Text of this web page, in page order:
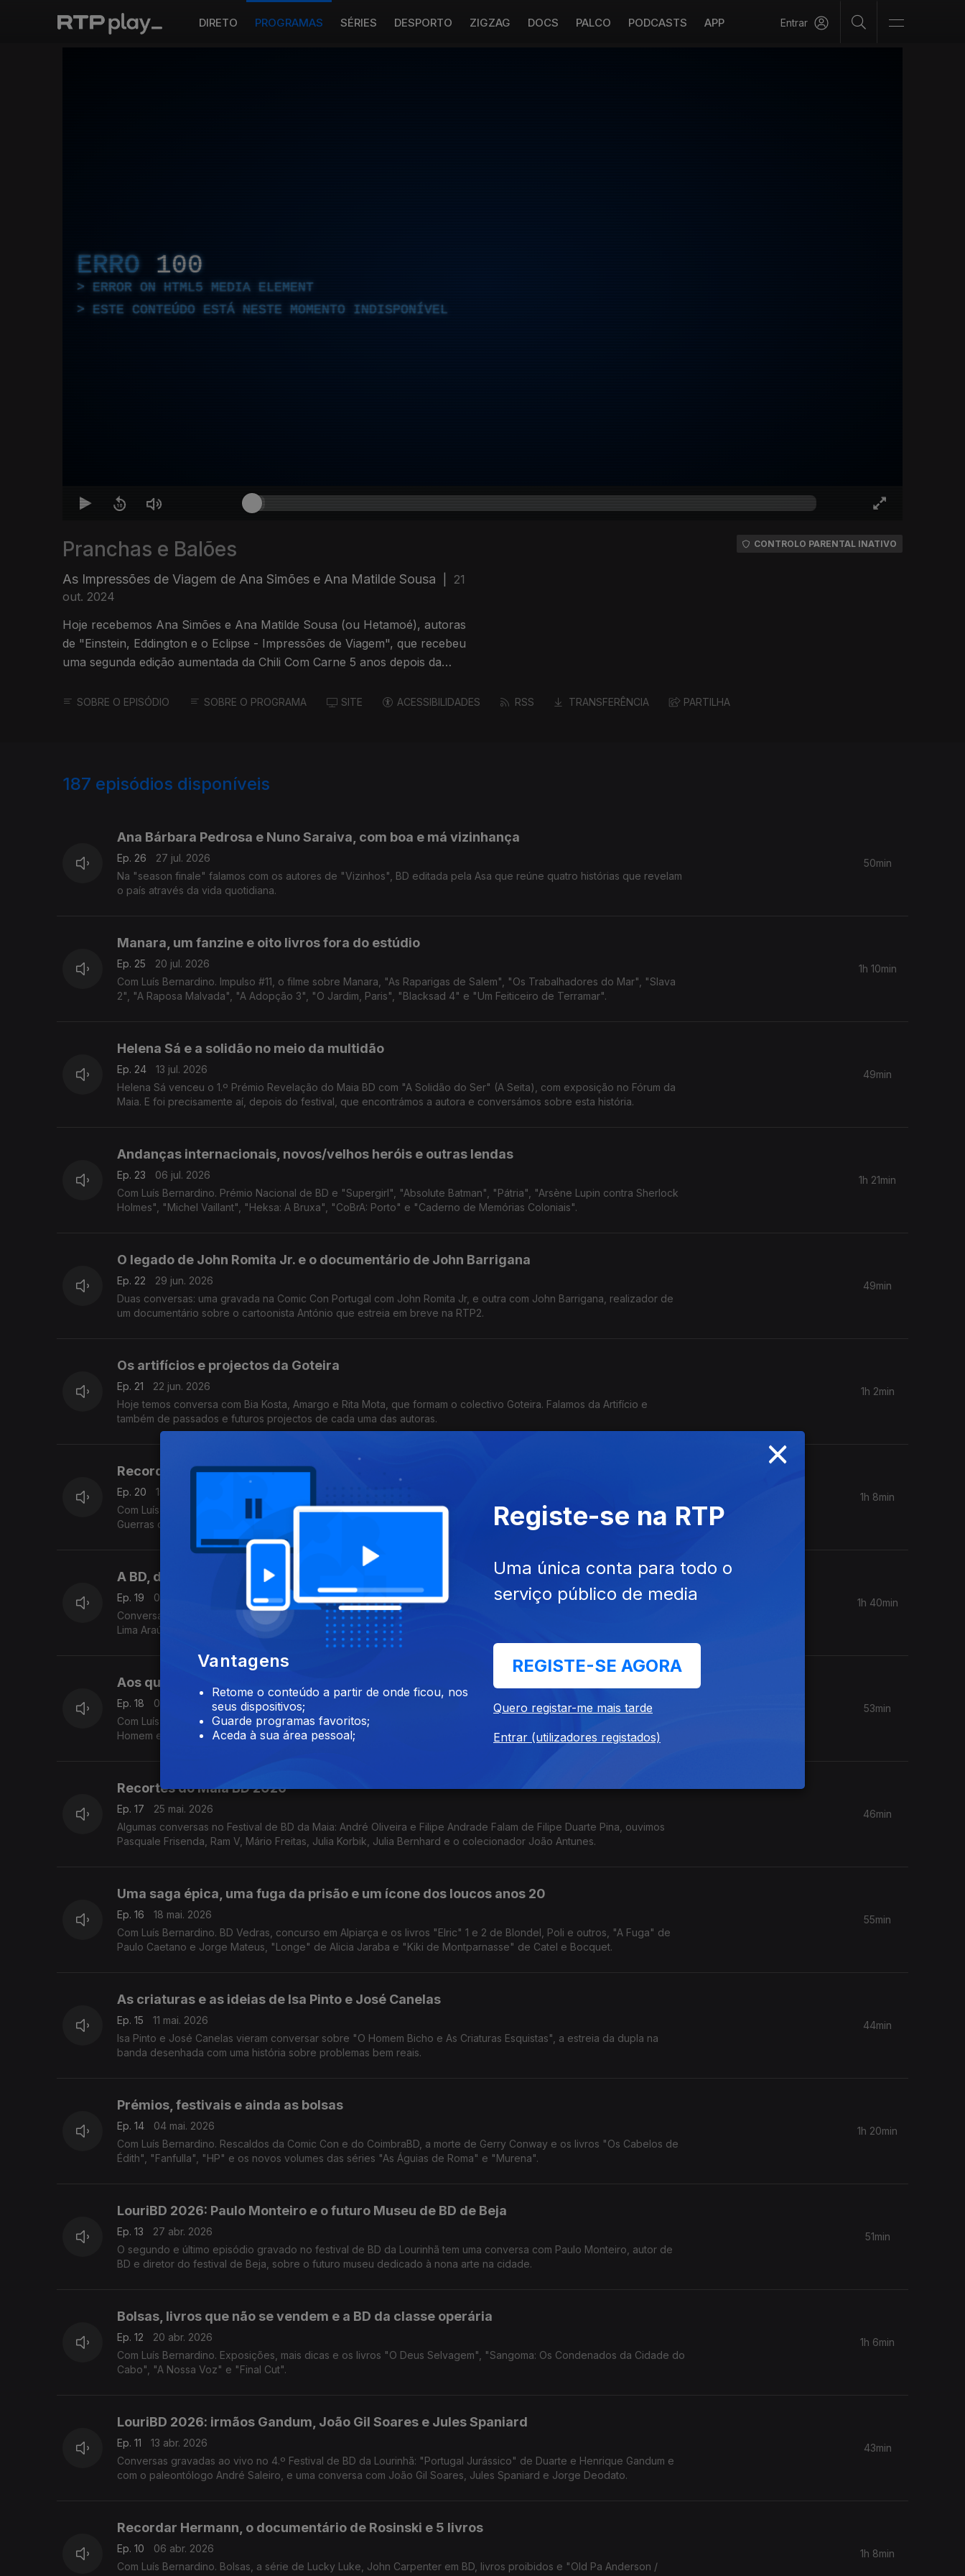
DIRETO PROGRAMAS SÉRIES DESPORTO ZIGZAG DOCS PALCO PODCASTS APP Entrar
ERRO 100
ERROR ON HTML5 MEDIA ELEMENT
ESTE CONTEÚDO ESTÁ NESTE MOMENTO INDISPONÍVEL
Pranchas e Balões
As Impressões de Viagem de Ana Simões e Ana Matilde Sousa
21
out. 2024
Hoje recebemos Ana Simões e Ana Matilde Sousa (ou Hetamoé), autoras
de "Einstein, Eddington e o Eclipse - Impressões de Viagem", que recebeu
uma segunda edição aumentada da Chili Com Carne 5 anos depois da
CONTROLO PARENTAL INATIVO
SOBRE O EPISÓDIO SOBRE O PROGRAMA SITE ACESSIBILIDADES RSS TRANSFERÊNCIA PARTILHA
187 episódios disponíveis
Ana Bárbara Pedrosa e Nuno Saraiva, com boa e má vizinhança
Ep. 26
27 jul. 2026
Na "season finale" falamos com os autores de "Vizinhos", BD editada pela Asa que reúne quatro histórias que revelam
o país através da vida quotidiana.
50min
Manara, um fanzine e oito livros fora do estúdio
Ep. 25
20 jul. 2026
Com Luís Bernardino. Impulso #11, o filme sobre Manara, "As Raparigas de Salem", "Os Trabalhadores do Mar", "Slava
2", "A Raposa Malvada", "A Adopção 3", "O Jardim, Paris", "Blacksad 4" e "Um Feiticeiro de Terramar".
1h 10min
Helena Sá e a solidão no meio da multidão
Ep. 24
13 jul. 2026
Helena Sá venceu o 1.º Prémio Revelação do Maia BD com "A Solidão do Ser" (A Seita), com exposição no Fórum da
Maia. E foi precisamente aí, depois do festival, que encontrámos a autora e conversámos sobre esta história.
49min
Andanças internacionais, novos/velhos heróis e outras lendas
Ep. 23
06 jul. 2026
Com Luís Bernardino. Prémio Nacional de BD e "Supergirl", "Absolute Batman", "Pátria", "Arsène Lupin contra Sherlock
Holmes", "Michel Vaillant", "Heksa: A Bruxa", "CoBrA: Porto" e "Caderno de Memórias Coloniais".
1h 21min
O legado de John Romita Jr. e o documentário de John Barrigana
Ep. 22
29 jun. 2026
Duas conversas: uma gravada na Comic Con Portugal com John Romita Jr, e outra com John Barrigana, realizador de
um documentário sobre o cartoonista António que estreia em breve na RTP2.
49min
Os artifícios e projectos da Goteira
Ep. 21
22 jun. 2026
Hoje temos conversa com Bia Kosta, Amargo e Rita Mota, que formam o colectivo Goteira. Falamos da Artifício e
também de passados e futuros projectos de cada uma das autoras.
1h 2min
Recordar Marjane Satrapi, Spider Noir e 6 livros
Ep. 20
15 jun. 2026
Com Luís Bernardino. Evocamos Marjane Satrapi, falamos da série "Spider Noir", da Carne Para Canhão 6 e de "As
Guerras de Lucas II", "Spielberg", "O Cheiro Dele Depois da Chuva", "Frieren 8", "Então Michael 3" e "Amore".
1h 8min
A BD, de Viana para o mundo
Ep. 19
08 jun. 2026
Conversa gravada na exposição "A Banda Desenhada: De Portugal Para o Mundo" da ArtMatriz. Com os autores André
Lima Araújo, Diogo Carvalho e Raquel Costa, e Carlos Viana pelo projecto "O Filme da Minha Vida".
1h 40min
Aos quadradinhos na Feira do Livro de Lisboa
Ep. 18
01 jun. 2026
Com Luís Bernardino. Saímos do estúdio e falámos do Maia BD, de Paco Roca plagiado e de "Kagurabachi", "O Sétimo
Homem e outros Contos", "Shi Livro 2", "O Neto do Homem Mais Sábio" e "O Príncipe dos Pássaros de Alto Voo"
53min
Recortes do Maia BD 2026
Ep. 17
25 mai. 2026
Algumas conversas no Festival de BD da Maia: André Oliveira e Filipe Andrade Falam de Filipe Duarte Pina, ouvimos
Pasquale Frisenda, Ram V, Mário Freitas, Julia Korbik, Julia Bernhard e o colecionador João Antunes.
46min
Uma saga épica, uma fuga da prisão e um ícone dos loucos anos 20
Ep. 16
18 mai. 2026
Com Luís Bernardino. BD Vedras, concurso em Alpiarça e os livros "Elric" 1 e 2 de Blondel, Poli e outros, "A Fuga" de
Paulo Caetano e Jorge Mateus, "Longe" de Alicia Jaraba e "Kiki de Montparnasse" de Catel e Bocquet.
55min
As criaturas e as ideias de Isa Pinto e José Canelas
Ep. 15
11 mai. 2026
Isa Pinto e José Canelas vieram conversar sobre "O Homem Bicho e As Criaturas Esquistas", a estreia da dupla na
banda desenhada com uma história sobre problemas bem reais.
44min
Prémios, festivais e ainda as bolsas
Ep. 14
04 mai. 2026
Com Luís Bernardino. Rescaldos da Comic Con e do CoimbraBD, a morte de Gerry Conway e os livros "Os Cabelos de
Édith", "Fanfulla", "HP" e os novos volumes das séries "As Águias de Roma" e "Murena".
1h 20min
LouriBD 2026: Paulo Monteiro e o futuro Museu de BD de Beja
Ep. 13
27 abr. 2026
O segundo e último episódio gravado no festival de BD da Lourinhã tem uma conversa com Paulo Monteiro, autor de
BD e diretor do festival de Beja, sobre o futuro museu dedicado à nona arte na cidade.
51min
Bolsas, livros que não se vendem e a BD da classe operária
Ep. 12
20 abr. 2026
Com Luís Bernardino. Exposições, mais dicas e os livros "O Deus Selvagem", "Sangoma: Os Condenados da Cidade do
Cabo", "A Nossa Voz" e "Final Cut".
1h 6min
LouriBD 2026: irmãos Gandum, João Gil Soares e Jules Spaniard
Ep. 11
13 abr. 2026
Conversas gravadas ao vivo no 4.º Festival de BD da Lourinhã: "Portugal Jurássico" de Duarte e Henrique Gandum e
com o paleontólogo André Saleiro, e uma conversa com João Gil Soares, Jules Spaniard e Jorge Deodato.
43min
Recordar Hermann, o documentário de Rosinski e 5 livros
Ep. 10
06 abr. 2026
Com Luís Bernardino. Bolsas, a série de Lucky Luke, John Carpenter em BD, livros proibidos e "Old Pa Anderson /
1h 8min
×
Vantagens
Retome o conteúdo a partir de onde ficou, nos
seus dispositivos;
Guarde programas favoritos;
Aceda à sua área pessoal;
Registe-se na RTP
Uma única conta para todo o
serviço público de media
REGISTE-SE AGORA
Quero registar-me mais tarde
Entrar (utilizadores registados)